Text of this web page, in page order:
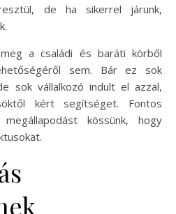
de ha sikerrel járunk,
a családi és baráti körből
sem. Bár ez sok
sok vállalkozó indult el azzal,
kért segítséget. Fontos
kössünk, hogy